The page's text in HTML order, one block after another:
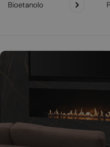
Bioetanolo